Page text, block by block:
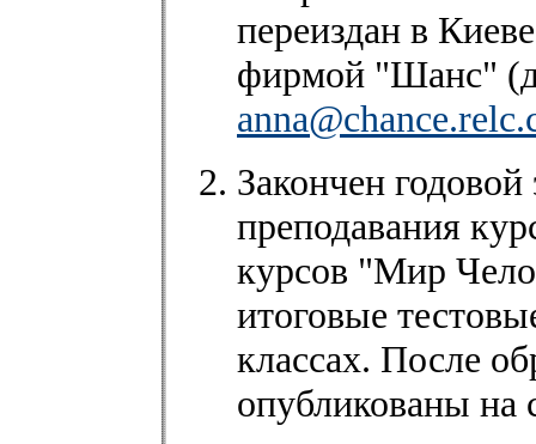
переиздан в
фирмой "Шанс"
Закончен
преподавания
курсов "Мир
итоговые
классах. После
опубликованы на